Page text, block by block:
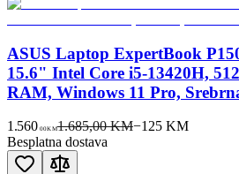
ASUS Laptop ExpertBook
15.6" Intel Core i5-13420H,
RAM, Windows 11 Pro,
1.560 00KM1.685,00 KM−125KM
Besplatna dostava